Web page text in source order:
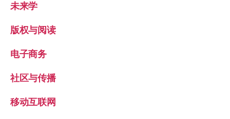
未来学
版权与阅读
电子商务
社区与传播
移动互联网